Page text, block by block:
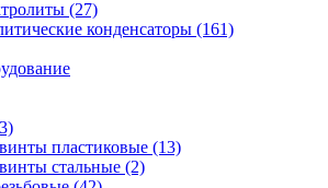
(27)
конденсаторы (161)
пластиковые (13)
стальные (2)